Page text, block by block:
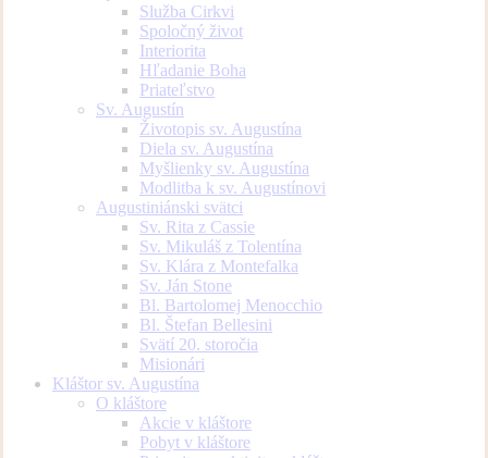
Služba Cirkvi
Spoločný život
Interiorita
Hľadanie Boha
Priateľstvo
Sv. Augustín
Životopis sv. Augustína
Diela sv. Augustína
Myšlienky sv. Augustína
Modlitba k sv. Augustínovi
Augustiniánski svätci
Sv. Rita z Cassie
Sv. Mikuláš z Tolentína
Sv. Klára z Montefalka
Sv. Ján Stone
Bl. Bartolomej Menocchio
Bl. Štefan Bellesini
Svätí 20. storočia
Misionári
Kláštor sv. Augustína
O kláštore
Akcie v kláštore
Pobyt v kláštore